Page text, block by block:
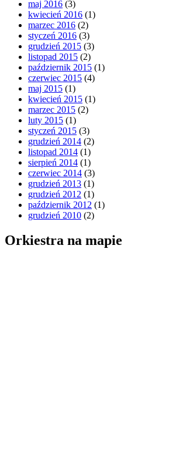
maj 2016 (3)
kwiecień 2016 (1)
marzec 2016 (2)
styczeń 2016 (3)
grudzień 2015 (3)
listopad 2015 (2)
październik 2015 (1)
czerwiec 2015 (4)
maj 2015 (1)
kwiecień 2015 (1)
marzec 2015 (2)
luty 2015 (1)
styczeń 2015 (3)
grudzień 2014 (2)
listopad 2014 (1)
sierpień 2014 (1)
czerwiec 2014 (3)
grudzień 2013 (1)
grudzień 2012 (1)
październik 2012 (1)
grudzień 2010 (2)
Orkiestra na mapie